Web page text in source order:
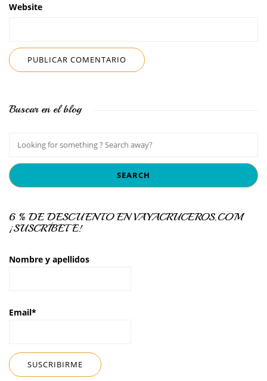
Website
Buscar en el blog
6 % DE DESCUENTO EN VAYACRUCEROS.COM
¡SUSCRÍBETE!
Nombre y apellidos
Email*